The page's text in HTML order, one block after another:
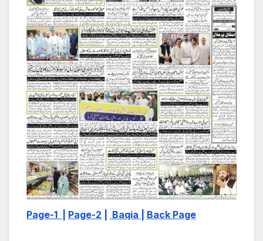
Page-1 Page-2 Baqia | Back Page